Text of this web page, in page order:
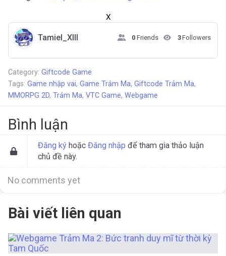
X
Tamiel_XIII 0 Friends 3Followers
Category: Giftcode Game
Tags: Game nhập vai, Game Trảm Ma, Giftcode Trảm Ma,
MMORPG 2D, Trảm Ma, VTC Game, Webgame
Bình luận
Đăng ký hoặc Đăng nhập để tham gia thảo luận
chủ đề này.
No comments yet
Bài viết liên quan